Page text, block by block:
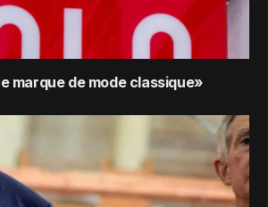
marque de mode classique»